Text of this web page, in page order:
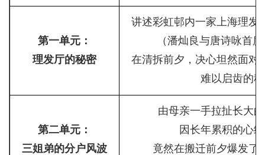
第一单元：
理发厅的秘密
讲述彩虹邨内一家上海理发
（潘灿良与唐诗咏首
在清拆前夕，决心坦然面对
难以启齿的
第二单元：
三姐弟的分户风波
由母亲一手拉扯长大
因长年累积的心
竟然在搬迁前夕爆发了